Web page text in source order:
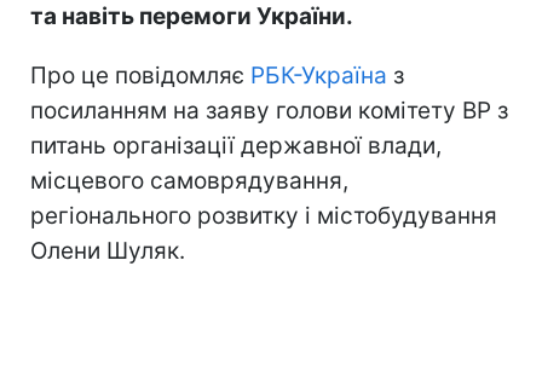
та навіть перемоги України.
Про це повідомляє РБК-Україна з
посиланням на заяву голови комітету ВР з
питань організації державної влади,
місцевого самоврядування,
регіонального розвитку і містобудування
Олени Шуляк.